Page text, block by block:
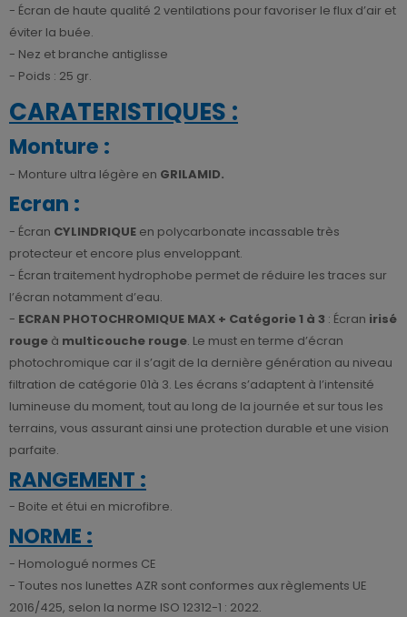
- Écran de haute qualité 2 ventilations pour favoriser le flux d’air et
éviter la buée.
- Nez et branche antiglisse
- Poids : 25 gr.
CARATERISTIQUES :
Monture :
- Monture ultra légère en GRILAMID.
Ecran :
- Écran CYLINDRIQUE en polycarbonate incassable très
protecteur et encore plus enveloppant.
- Écran traitement hydrophobe permet de réduire les traces sur
l’écran notamment d’eau.
- ECRAN PHOTOCHROMIQUE MAX + Catégorie 1 à 3 : Écran irisé
rouge à multicouche rouge. Le must en terme d’écran
photochromique car il s’agit de la dernière génération au niveau
filtration de catégorie 01à 3. Les écrans s’adaptent à l’intensité
lumineuse du moment, tout au long de la journée et sur tous les
terrains, vous assurant ainsi une protection durable et une vision
parfaite.
RANGEMENT :
- Boite et étui en microfibre.
NORME :
- Homologué normes CE
- Toutes nos lunettes AZR sont conformes aux règlements UE
2016/425, selon la norme ISO 12312-1 : 2022.